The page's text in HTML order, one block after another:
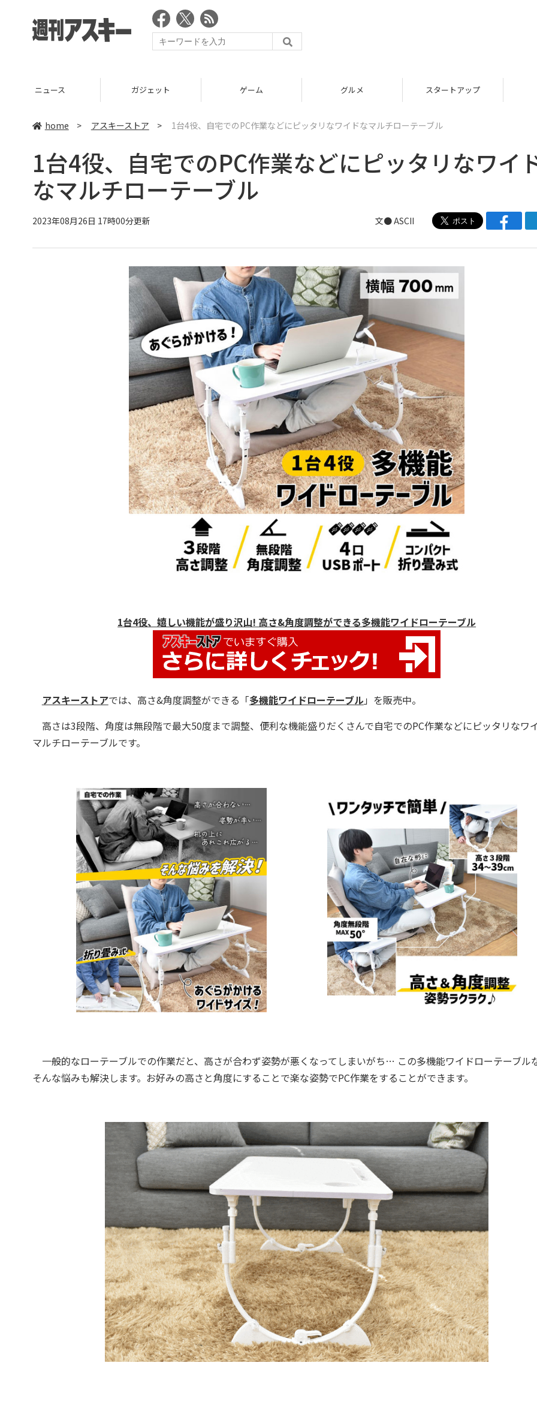
ニュース ガジェット ゲーム グルメ スタートアップ
home > アスキーストア > 1台4役、自宅でのPC作業などにピッタリなワイドなマルチローテーブル
1台4役、自宅でのPC作業などにピッタリなワイ
なマルチローテーブル
2023年08月26日 17時00分更新 文● ASCII
1台4役、嬉しい機能が盛り沢山! 高さ&角度調整ができる多機能ワイドローテーブル
アスキーストアでは、高さ&角度調整ができる「多機能ワイドローテーブル 」を販売中。
高さは3段階、角度は無段階で最大50度まで調整、便利な機能盛りだくさんで自宅でのPC作業などにピッタリなワ
マルチローテーブルです。
一般的なローテーブルでの作業だと、高さが合わず姿勢が悪くなってしまいがち… この多機能ワイドローテーブル
そんな悩みも解決します。お好みの高さと角度にすることで楽な姿勢でPC作業をすることができます。